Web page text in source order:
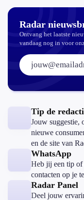
Radar
Ontvang het laatste
vandaag nog in voor
E-mailadres:
Tip de
Jouw suggestie,
nieuwe
en de site van
WhatsApp
Heb jij een tip of
contacten op je
Radar Panel
Deel jouw